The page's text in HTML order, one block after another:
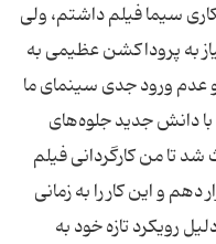
سیما فیلم داشتم، ولی
به پروداكشن عظیمی به
عدم ورود جدی سینمای ما
دانش جدید جلوه‌های
شد تا من كارگردانی فیلم
و این كار را به زمانی
رویكرد تازه خود به